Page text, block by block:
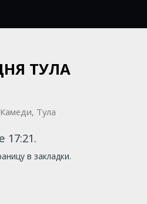
ТУЛА
17:21.
в закладки.